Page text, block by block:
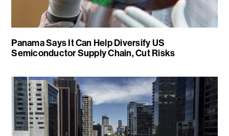
Panama Says It Can Help Diversify US
Semiconductor Supply Chain, Cut Risks